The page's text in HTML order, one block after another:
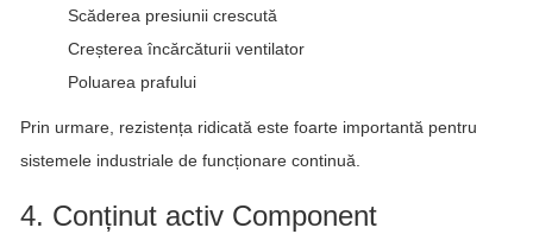
Scăderea presiunii crescută
Creșterea încărcăturii ventilator
Poluarea prafului
Prin urmare, rezistența ridicată este foarte importantă pentru
sistemele industriale de funcționare continuă.
4. Conținut activ Component